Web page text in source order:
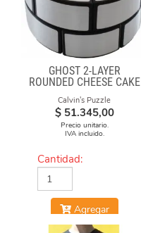
GHOST 2-LAYER
ROUNDED CHEESE CAKE
-BLACK BODY WITH
SILVER LABEL
Calvin's Puzzle
$ 51.345,00
Precio unitario.
IVA incluido.
Cantidad:
Agregar